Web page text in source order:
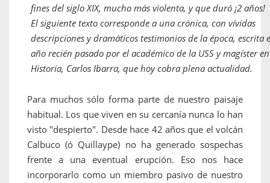
fines del siglo XIX, mucho más violenta, y que duró ¡2 años!
El siguiente texto corresponde a una crónica, con vívidas
descripciones y dramáticos testimonios de la época, escrita
año recién pasado por el académico de la USS y magíster en
Historia, Carlos Ibarra, que hoy cobra plena actualidad.
Para muchos sólo forma parte de nuestro paisaje
habitual. Los que viven en su cercanía nunca lo han
visto "despierto". Desde hace 42 años que el volcán
Calbuco (ó Quillaype) no ha generado sospechas
frente a una eventual erupción. Eso nos hace
incorporarlo como un miembro pasivo de nuestro